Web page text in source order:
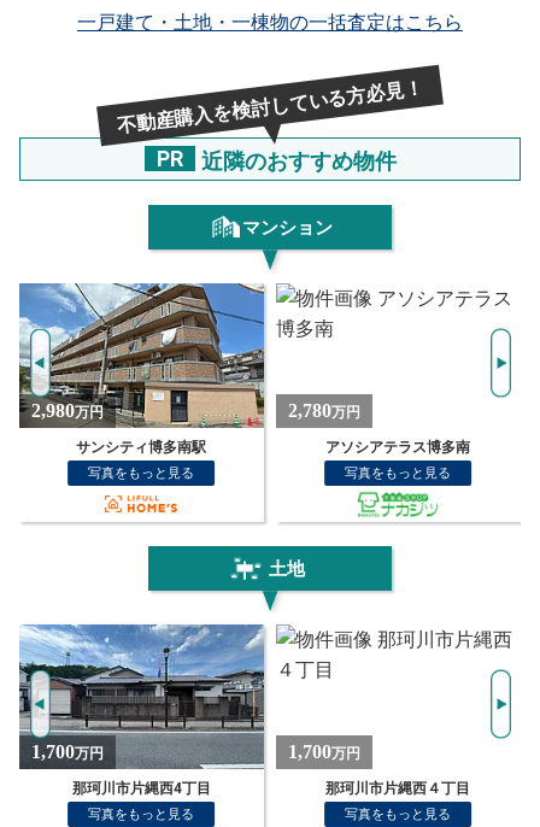
一戸建て・土地・一棟物の一括査定はこちら
不動産購入を検討している方必見！
PR 近隣のおすすめ物件
マンション
2,780万円
アソシアテラス博多南
写真をもっと見る
2,090万円
コアマンション博多南
写真をもっと見る
土地
1,700万円
那珂川市片縄西４丁目
写真をもっと見る
180万円
大字別所土地
写真をもっと見る